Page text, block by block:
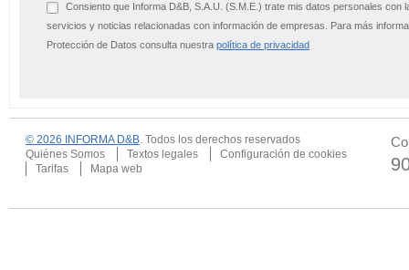
Consiento que Informa D&B, S.A.U. (S.M.E.) trate mis datos personales
servicios y noticias relacionadas con información de empresas. Para más
Protección de Datos consulta nuestra política de privacidad
© 2026 INFORMA D&B. Todos los derechos reservados
Quiénes Somos
Textos legales
Configuración de cookies
Tarifas
Mapa web